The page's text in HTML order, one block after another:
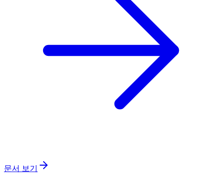
문서 보기